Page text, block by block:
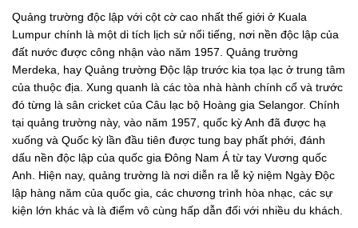
Quảng trường độc lập với cột cờ cao nhất thế giới ở Kuala
Lumpur chính là một di tích lịch sử nổi tiếng, nơi nền độc lập của
đất nước được công nhận vào năm 1957. Quảng trường
Merdeka, hay Quảng trường Độc lập trước kia tọa lạc ở trung tâm
của thuộc địa. Xung quanh là các tòa nhà hành chính cổ và trước
đó từng là sân cricket của Câu lạc bộ Hoàng gia Selangor. Chính
tại quảng trường này, vào năm 1957, quốc kỳ Anh đã được hạ
xuống và Quốc kỳ lần đầu tiên được tung bay phất phới, đánh
dấu nền độc lập của quốc gia Đông Nam Á từ tay Vương quốc
Anh. Hiện nay, quảng trường là nơi diễn ra lễ kỷ niệm Ngày Độc
lập hàng năm của quốc gia, các chương trình hòa nhạc, các sự
kiện lớn khác và là điểm vô cùng hấp dẫn đối với nhiều du khách.